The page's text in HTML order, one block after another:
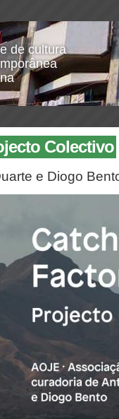
de cultura
Colectivo
e Diogo